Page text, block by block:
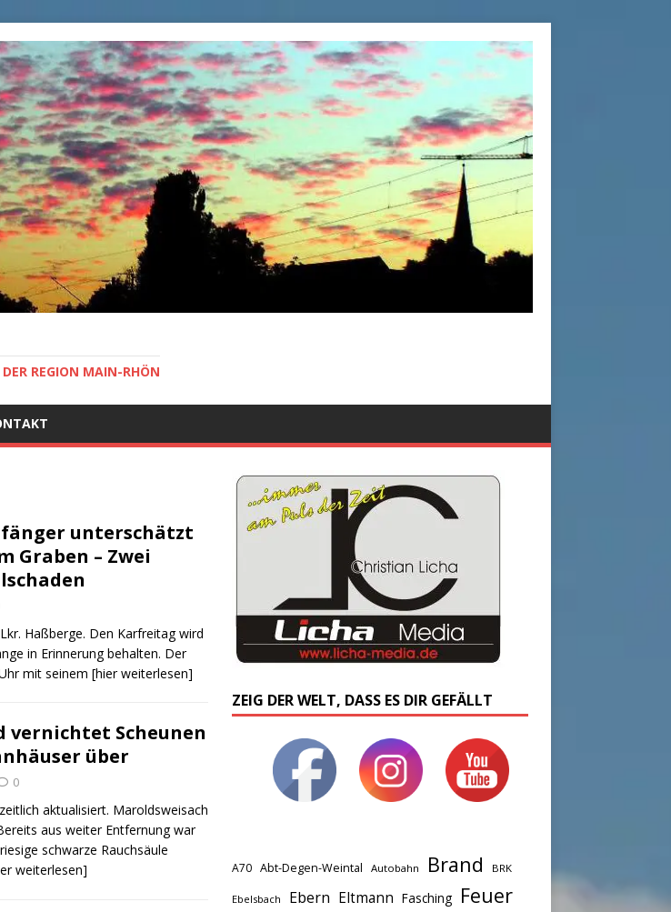
REGION MAIN-RHÖN
unterschätzt
Graben – Zwei
Haßberge. Den Karfreitag wird
in Erinnerung behalten. Der
mit seinem [hier weiterlesen]
vernichtet Scheunen
über
0
aktualisiert. Maroldsweisach
aus weiter Entfernung war
schwarze Rauchsäule
weiterlesen]
ZEIG DER WELT, DASS ES DIR GEFÄLLT
A70 Abt-Degen-Weintal Autobahn Brand BRK
Ebelsbach Ebern Eltmann Fasching Feuer